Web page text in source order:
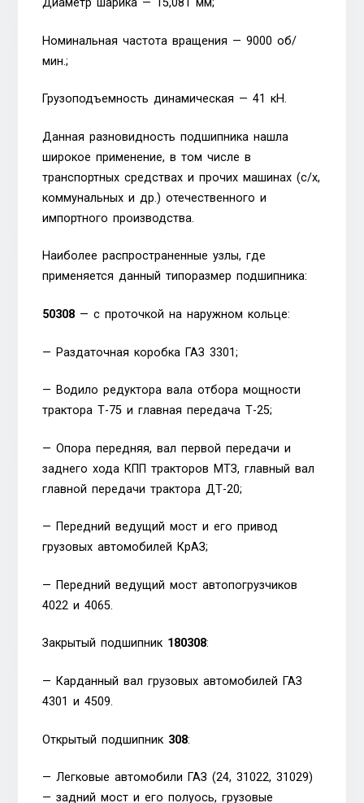
Диаметр шарика — 15,081 мм;
Номинальная частота вращения — 9000 об/
мин.;
Грузоподъемность динамическая — 41 кН.
Данная разновидность подшипника нашла
широкое применение, в том числе в
транспортных средствах и прочих машинах (с/х,
коммунальных и др.) отечественного и
импортного производства.
Наиболее распространенные узлы, где
применяется данный типоразмер подшипника:
50308 — с проточкой на наружном кольце:
— Раздаточная коробка ГАЗ 3301;
— Водило редуктора вала отбора мощности
трактора Т-75 и главная передача Т-25;
— Опора передняя, вал первой передачи и
заднего хода КПП тракторов МТЗ, главный вал
главной передачи трактора ДТ-20;
— Передний ведущий мост и его привод
грузовых автомобилей КрАЗ;
— Передний ведущий мост автопогрузчиков
4022 и 4065.
Закрытый подшипник 180308:
— Карданный вал грузовых автомобилей ГАЗ
4301 и 4509.
Открытый подшипник 308:
— Легковые автомобили ГАЗ (24, 31022, 31029)
— задний мост и его полуось, грузовые